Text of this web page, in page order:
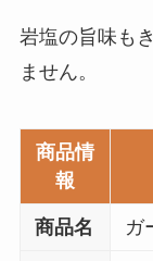
岩塩の旨味も
ません。
商品情
報
商品名 ガ